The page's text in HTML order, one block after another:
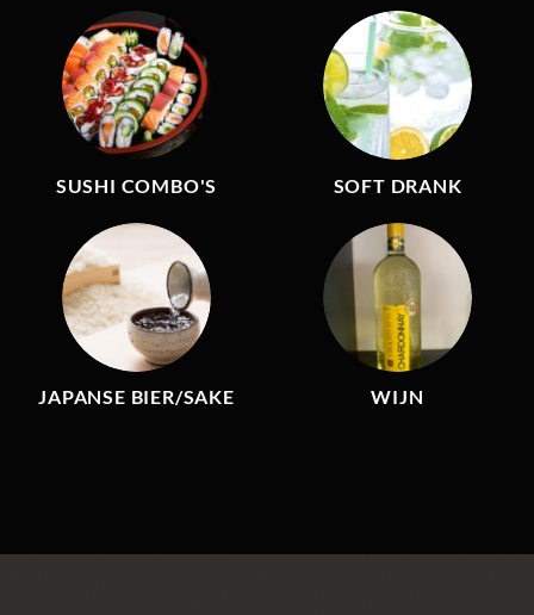
SUSHI COMBO'S SOFT DRANK
JAPANSE BIER/SAKE WIJN